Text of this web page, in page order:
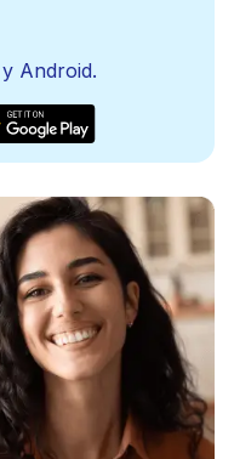
Android.